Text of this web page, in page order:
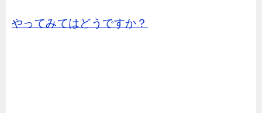
やってみてはどうですか？